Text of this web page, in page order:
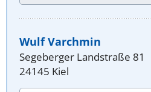
Wulf Varchmin
Segeberger Landstraße 81
24145 Kiel